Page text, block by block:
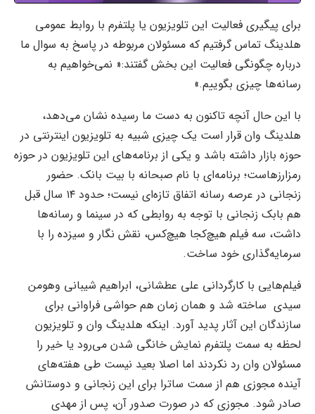
برای پیگیری فعالیت این تلویزیون یا پلتفرم با روابط عمومی
هلدینگ تماس گرفتیم که مسئولان مربوطه در پاسخ به سوال ما
درباره چگونگی فعالیت این بخش گفتند:« نمی‌خواهیم به
رسانه‌ها چیزی بگوییم.»
با این حال آنچه تاکنون به دست ما رسیده نشان می‌دهد،
هلدینگ وان قرار است یک چیزی شبیه به تلویزیون اینترنتی در
حوزه بازار داشته باشد و یکی از برنامه‌های این تلویزیون در حوزه
رمزارزهاست؛ برنامه‌ای با نام صبحانه با بیت بانک. حضور
زنجانی در عرصه رسانه اتفاق تازه‌ای نیست؛ حدود ۱۴ سال قبل
هم بابک زنجانی با توجه به روابطی که در سینما و رسانه‌ها
داشت، سه فیلم هیچ‌کجا هیچ‌کس، نقش نگار و سیزده را با
سرمایه‌گذاری خود ساخت.
فیلم‌هایی با کارگردانی علی عطشانی، ابراهیم شیبانی وهومن
سیدی ساخته شد و همان زمان هم حواشی فراوانی برای
سازندگان این آثار پدید آورد. اینکه هلدینگ وان و تلویزیون
لحظه به سمت پلتفرم نمایش خانگی شدن می‌رود یا خیر را
مسئولان وان رد نکردند اما اصلا بعید نیست طی هفته‌های
آینده مجوزی هم از سمت ساترا برای این زنجانی و دوستانش
صادر شود. مجوزی که در صورت صدور آن، پس از مهدی